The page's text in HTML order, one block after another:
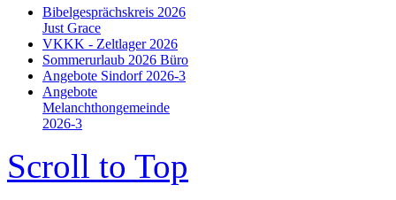
Bibelgesprächskreis 2026
Just Grace
VKKK - Zeltlager 2026
Sommerurlaub 2026 Büro
Angebote Sindorf 2026-3
Angebote
Melanchthongemeinde
2026-3
Scroll to Top